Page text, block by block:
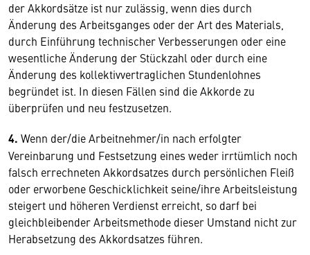
der Akkordsätze ist nur zulässig, wenn dies durch
Änderung des Arbeitsganges oder der Art des Materials,
durch Einführung technischer Verbesserungen oder eine
wesentliche Änderung der Stückzahl oder durch eine
Änderung des kollektivvertraglichen Stundenlohnes
begründet ist. In diesen Fällen sind die Akkorde zu
überprüfen und neu festzusetzen.
4. Wenn der/die Arbeitnehmer/in nach erfolgter
Vereinbarung und Festsetzung eines weder irrtümlich noch
falsch errechneten Akkordsatzes durch persönlichen Fleiß
oder erworbene Geschicklichkeit seine/ihre Arbeitsleistung
steigert und höheren Verdienst erreicht, so darf bei
gleichbleibender Arbeitsmethode dieser Umstand nicht zur
Herabsetzung des Akkordsatzes führen.